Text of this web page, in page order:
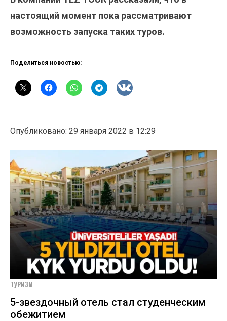
настоящий момент пока рассматривают
возможность запуска таких туров.
Поделиться новостью:
Опубликовано: 29 января 2022 в 12:29
ТУРИЗМ
5-звездочный отель стал студенческим
обежитием